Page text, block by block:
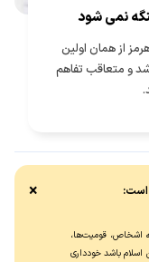
نمی شود
از همان اولین
شروع شد و متعاقب تفاهم
است:
اشخاص، قومیت‌ها،
اسلام باشد خودداری
×